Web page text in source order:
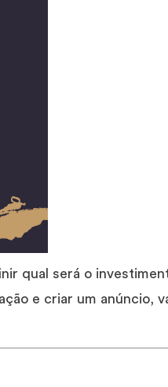
qual será o
e criar um anúncio,